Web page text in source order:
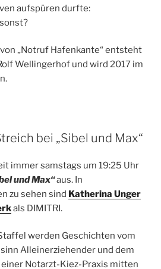
aufspüren durfte:
„Notruf Hafenkante“ entsteht
Wellingerhof und wird 2017 im
bei „Sibel und Max“
immer samstags um 19:25 Uhr
und Max“aus. In
zu sehen sind Katherina Unger
als DIMITRI.
werden Geschichten vom
Alleinerziehender und dem
Notarzt-Kiez-Praxis mitten